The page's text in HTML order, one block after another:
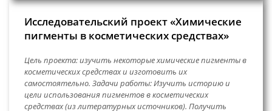
Исследовательский проект «Химические
пигменты в косметических средствах»
Цель проекта: изучить некоторые химические пигменты в
косметических средствах и изготовить их
самостоятельно. Задачи работы: Изучить историю и
цели использования пигментов в косметических
средствах (из литературных источников). Получить